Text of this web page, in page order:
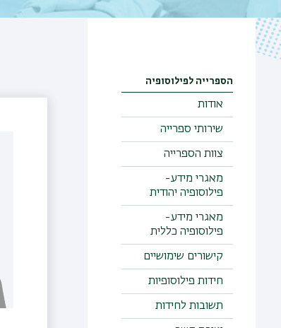
הספרייה לפילוסופיה
אודות
שירותי ספרייה
צוות הספרייה
מאגרי מידע-
פילוסופיה יהודית
מאגרי מידע-
פילוסופיה כללית
קישורים שימושיים
חידות פילוסופיות
תשובות לחידות